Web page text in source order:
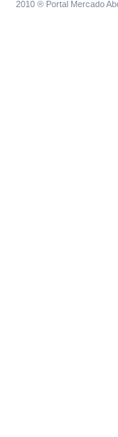
2010 ® Portal Mercado